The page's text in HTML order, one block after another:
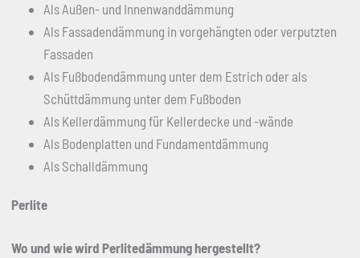
Als Außen- und Innenwanddämmung
Als Fassadendämmung in vorgehängten oder verputzten
Fassaden
Als Fußbodendämmung unter dem Estrich oder als
Schüttdämmung unter dem Fußboden
Als Kellerdämmung für Kellerdecke und -wände
Als Bodenplatten und Fundamentdämmung
Als Schalldämmung
Perlite
Wo und wie wird Perlitedämmung hergestellt?